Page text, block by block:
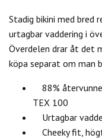
Stadig bikini med bred
urtagbar vaddering i
Överdelen drar åt det
köpa separat om man
88%
TEX 100
Urtagbar
Cheeky fit,